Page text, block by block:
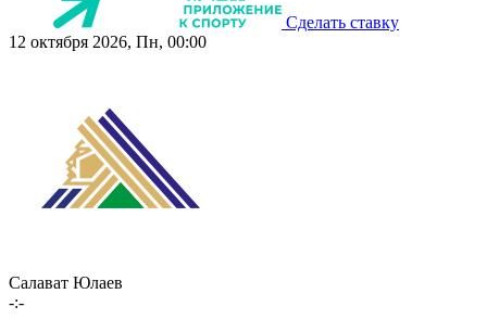
Сделать ставку
12 октября 2026, Пн, 00:00
Салават Юлаев
-:-